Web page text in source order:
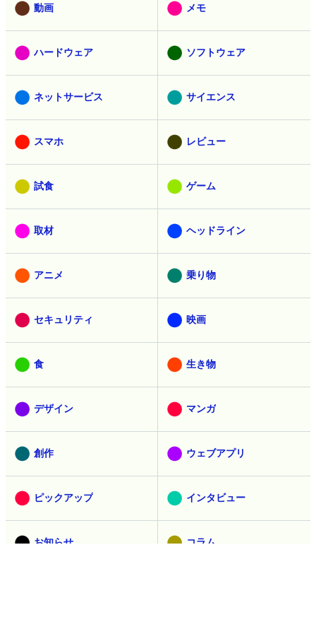
動画 メモ
ハードウェア ソフトウェア
ネットサービス サイエンス
スマホ レビュー
試食 ゲーム
取材 ヘッドライン
アニメ 乗り物
セキュリティ 映画
食 生き物
デザイン マンガ
創作 ウェブアプリ
ピックアップ インタビュー
お知らせ コラム